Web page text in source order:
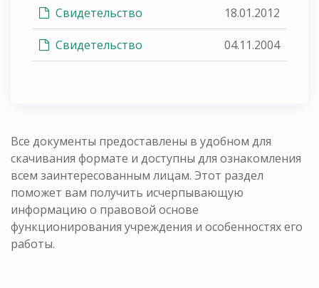
Свидетельство 18.01.2012
Свидетельство 04.11.2004
Все документы предоставлены в удобном для
скачивания формате и доступны для ознакомления
всем заинтересованным лицам. Этот раздел
поможет вам получить исчерпывающую
информацию о правовой основе
функционирования учреждения и особенностях его
работы.